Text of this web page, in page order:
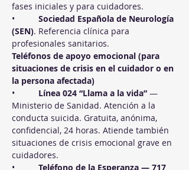
fases iniciales y para cuidadores.
• Sociedad Española de Neurología
(SEN). Referencia clínica para
profesionales sanitarios.
Teléfonos de apoyo emocional (para
situaciones de crisis en el cuidador o en
la persona afectada)
• Línea 024 “Llama a la vida” —
Ministerio de Sanidad. Atención a la
conducta suicida. Gratuita, anónima,
confidencial, 24 horas. Atiende también
situaciones de crisis emocional grave en
cuidadores.
• Teléfono de la Esperanza — 717